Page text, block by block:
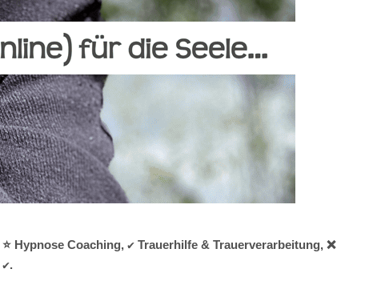
Hypnose Coaching, ✔️ Trauerhilfe & Trauerverarbeitung, ❌
✔.